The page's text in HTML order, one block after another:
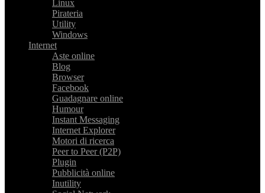
Linux
Pirateria
Utility
Windows
Internet
Aste online
Blog
Browser
Facebook
Guadagnare online
Humour
Instant Messaging
Internet Explorer
Motori di ricerca
Peer to Peer (P2P)
Plugin
Pubblicità online
Inutility